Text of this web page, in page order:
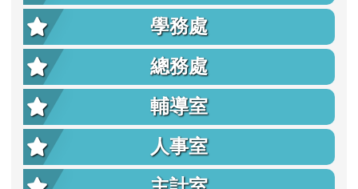
學務處
總務處
輔導室
人事室